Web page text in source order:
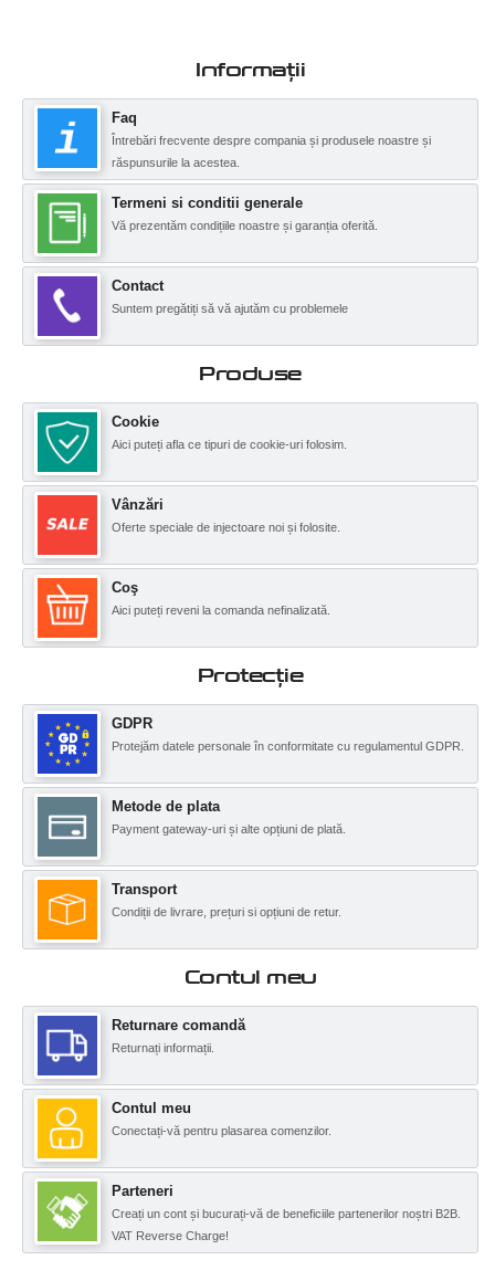
Informații
Faq
Întrebări frecvente despre compania și produsele noastre și
răspunsurile la acestea.
Termeni si conditii generale
Vă prezentăm condițiile noastre și garanția oferită.
Contact
Suntem pregătiți să vă ajutăm cu problemele
Produse
Cookie
Aici puteți afla ce tipuri de cookie-uri folosim.
Vânzări
Oferte speciale de injectoare noi și folosite.
Coş
Aici puteți reveni la comanda nefinalizată.
Protecţie
GDPR
Protejăm datele personale în conformitate cu regulamentul GDPR.
Metode de plata
Payment gateway-uri și alte opțiuni de plată.
Transport
Condiții de livrare, prețuri si opțiuni de retur.
Contul meu
Returnare comandă
Returnați informații.
Contul meu
Conectați-vă pentru plasarea comenzilor.
Parteneri
Creați un cont și bucurați-vă de beneficiile partenerilor noștri B2B.
VAT Reverse Charge!